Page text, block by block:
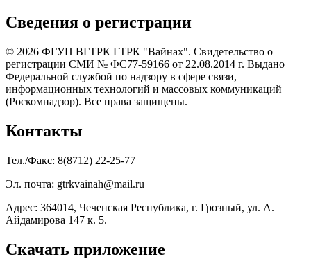
Сведения о регистрации
© 2026 ФГУП ВГТРК ГТРК "Вайнах". Свидетельство о
регистрации СМИ № ФС77-59166 от 22.08.2014 г. Выдано
Федеральной службой по надзору в сфере связи,
информационных технологий и массовых коммуникаций
(Роскомнадзор). Все права защищены.
Контакты
Тел./Факс: 8(8712) 22-25-77
Эл. почта: gtrkvainah@mail.ru
Адрес: 364014, Чеченская Республика, г. Грозный, ул. А.
Айдамирова 147 к. 5.
Скачать приложение